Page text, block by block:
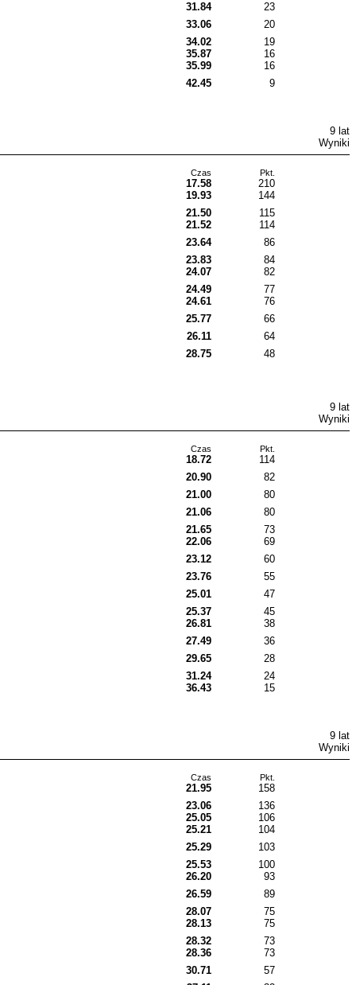
31.84
23
33.06
20
34.02
19
35.87
16
35.99
16
42.45
9
9 lat
Wyniki
Czas Pkt.
17.58
210
19.93
144
21.50
115
21.52
114
23.64
86
23.83
84
24.07
82
24.49
77
24.61
76
25.77
66
26.11
64
28.75
48
9 lat
Wyniki
Czas Pkt.
18.72
114
20.90
82
21.00
80
21.06
80
21.65
73
22.06
69
23.12
60
23.76
55
25.01
47
25.37
45
26.81
38
27.49
36
29.65
28
31.24
24
36.43
15
9 lat
Wyniki
Czas Pkt.
21.95
158
23.06
136
25.05
106
25.21
104
25.29
103
25.53
100
26.20
93
26.59
89
28.07
75
28.13
75
28.32
73
28.36
73
30.71
57